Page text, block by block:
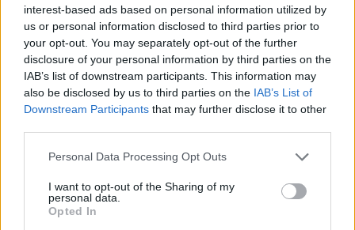
interest-based ads based on personal information utilized by
us or personal information disclosed to third parties prior to
your opt-out. You may separately opt-out of the further
disclosure of your personal information by third parties on the
IAB’s list of downstream participants. This information may
also be disclosed by us to third parties on the IAB’s List of
Downstream Participants that may further disclose it to other
Personal Data Processing Opt Outs
I want to opt-out of the Sharing of my
personal data.
Opted In
La classifica del 6 Nazioni
U20 2025 al 3° turno:
9 Francia
8 Galles
5 Irlanda